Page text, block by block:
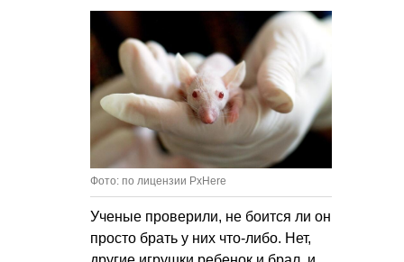
Фото: по лицензии PxHere
Ученые проверили, не боится ли он
просто брать у них что-либо. Нет,